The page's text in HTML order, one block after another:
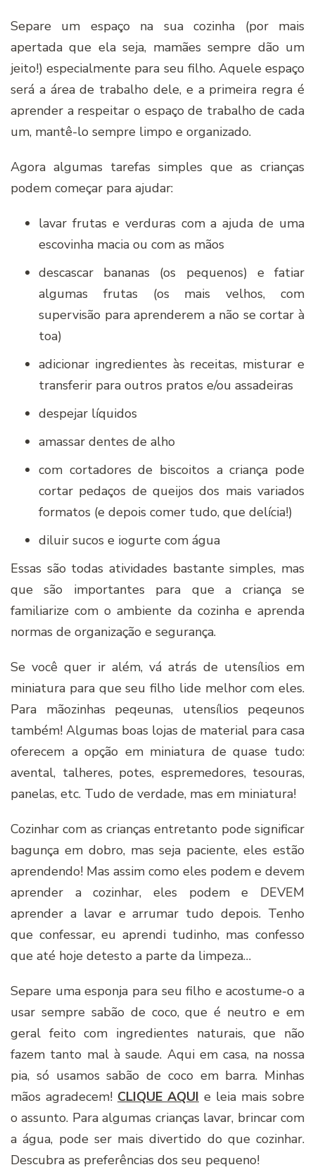
Separe um espaço na sua cozinha (por mais
apertada que ela seja, mamães sempre dão um
jeito!) especialmente para seu filho. Aquele espaço
será a área de trabalho dele, e a primeira regra é
aprender a respeitar o espaço de trabalho de cada
um, mantê-lo sempre limpo e organizado.
Agora algumas tarefas simples que as crianças
podem começar para ajudar:
lavar frutas e verduras com a ajuda de uma
escovinha macia ou com as mãos
descascar bananas (os pequenos) e fatiar
algumas frutas (os mais velhos, com
supervisão para aprenderem a não se cortar à
toa)
adicionar ingredientes às receitas, misturar e
transferir para outros pratos e/ou assadeiras
despejar líquidos
amassar dentes de alho
com cortadores de biscoitos a criança pode
cortar pedaços de queijos dos mais variados
formatos (e depois comer tudo, que delícia!)
diluir sucos e iogurte com água
Essas são todas atividades bastante simples, mas
que são importantes para que a criança se
familiarize com o ambiente da cozinha e aprenda
normas de organização e segurança.
Se você quer ir além, vá atrás de utensílios em
miniatura para que seu filho lide melhor com eles.
Para mãozinhas peqeunas, utensílios peqeunos
também! Algumas boas lojas de material para casa
oferecem a opção em miniatura de quase tudo:
avental, talheres, potes, espremedores, tesouras,
panelas, etc. Tudo de verdade, mas em miniatura!
Cozinhar com as crianças entretanto pode significar
bagunça em dobro, mas seja paciente, eles estão
aprendendo! Mas assim como eles podem e devem
aprender a cozinhar, eles podem e DEVEM
aprender a lavar e arrumar tudo depois. Tenho
que confessar, eu aprendi tudinho, mas confesso
que até hoje detesto a parte da limpeza…
Separe uma esponja para seu filho e acostume-o a
usar sempre sabão de coco, que é neutro e em
geral feito com ingredientes naturais, que não
fazem tanto mal à saude. Aqui em casa, na nossa
pia, só usamos sabão de coco em barra. Minhas
mãos agradecem! CLIQUE AQUI e leia mais sobre
o assunto. Para algumas crianças lavar, brincar com
a água, pode ser mais divertido do que cozinhar.
Descubra as preferências dos seu pequeno!